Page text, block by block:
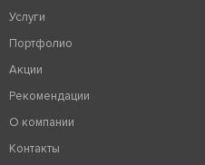
Услуги
Портфолио
Акции
Рекомендации
О компании
Контакты